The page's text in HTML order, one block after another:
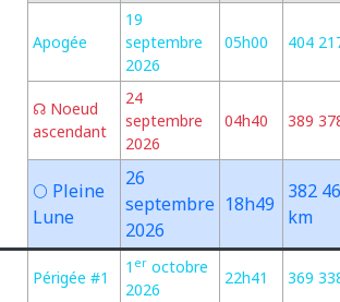
Apogée
19
septembre
2026
05h00 404
☊ Noeud
ascendant
24
septembre
2026
04h40 389
🌕 Pleine
Lune
26
septembre
2026
18h49
382
km
Périgée #1
1 er octobre
2026
22h41 369